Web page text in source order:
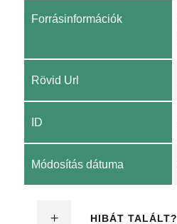
Forrásinformációk
Rövid Url
ID
Módosítás dátuma
HIBÁT TALÁLT?